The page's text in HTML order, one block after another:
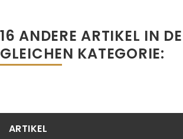
16 ANDERE ARTIKEL IN
GLEICHEN KATEGORIE:
ARTIKEL